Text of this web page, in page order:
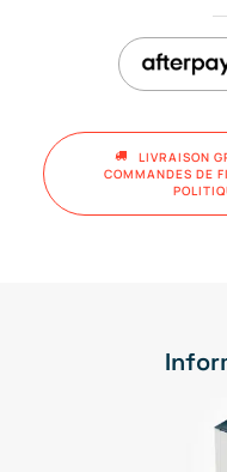
Bambu
Lab
LIVRAISON
COMMANDES DE